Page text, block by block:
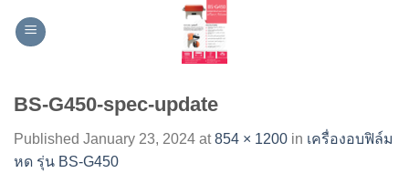
BS-G450-spec-update
Published January 23, 2024 at854 × 1200 in เครื่องอบฟิล์ม
หด รุ่น BS-G450